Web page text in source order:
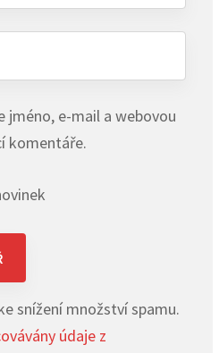
jméno, e-mail a webovou
komentáře.
snížení množství spamu.
údaje z